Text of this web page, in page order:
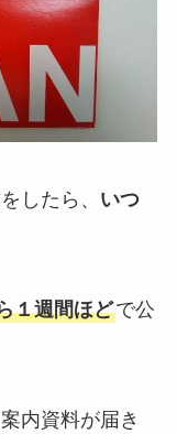
をしたら、 いつ
１週間ほどで公
内資料が届き